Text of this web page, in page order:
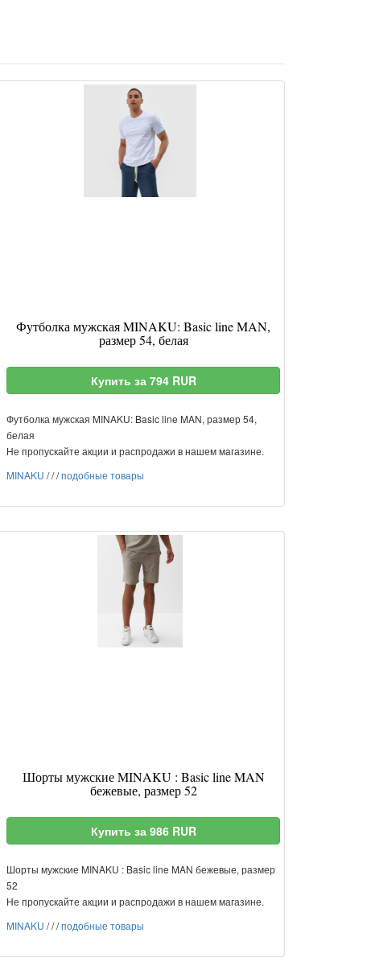
Футболка мужская MINAKU: Basic line MAN,
размер 54, белая
Купить за 794 RUR
Футболка мужская MINAKU: Basic line MAN, размер 54,
белая
Не пропускайте акции и распродажи в нашем магазине.
MINAKU ///подобные товары
Шорты мужские MINAKU : Basic line MAN
бежевые, размер 52
Купить за 986 RUR
Шорты мужские MINAKU : Basic line MAN бежевые, размер
52
Не пропускайте акции и распродажи в нашем магазине.
MINAKU ///подобные товары